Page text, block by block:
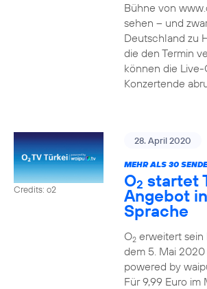
Bühne von
sehen – und
Deutschland zu
die den Termin
können die
Konzertende
Credits: o2
28. April 2020
MEHR ALS 30
O2 startet
Angebot
Sprache
O2erweitert sein
dem 5. Mai 2020
powered by
Für 9,99 Euro im